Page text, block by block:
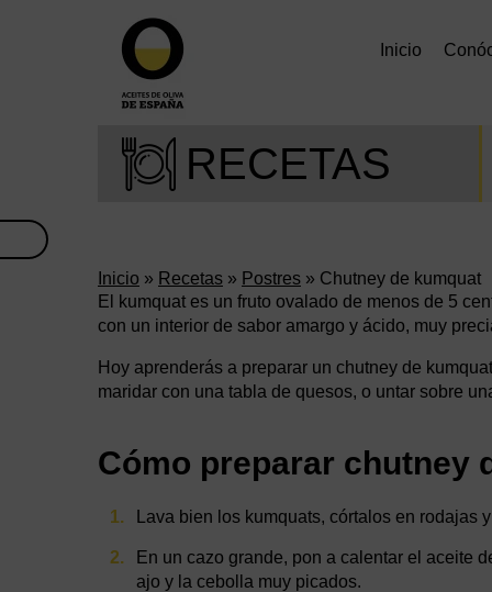
Inicio
RECETAS
Inicio » Recetas » Postres » Chutney de kumquat
El kumquat es un fruto ovalado de menos de 5
con un interior de sabor amargo y ácido, muy
Hoy aprenderás a preparar un chutney de
maridar con una tabla de quesos, o untar sobre
Cómo preparar chutney
Lava bien los kumquats, córtalos en
En un cazo grande, pon a calentar el aceite
ajo y la cebolla muy picados.